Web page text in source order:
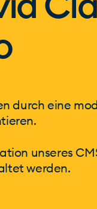
durch eine
unseres
werden.